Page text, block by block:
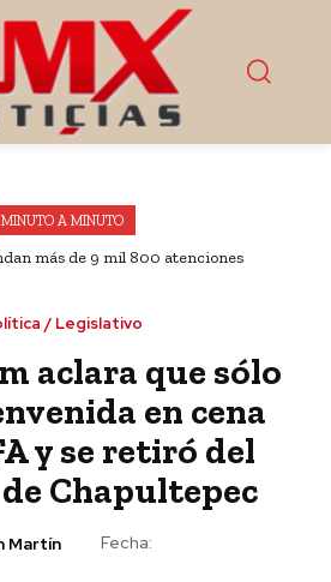
MINUTO A MINUTO
más de 9 mil 800 atenciones
/ Legislativo
aclara que sólo
en cena
y se retiró del
Chapultepec
Martín
Fecha: